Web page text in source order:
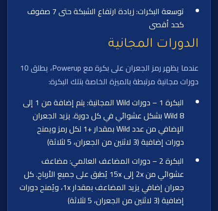
توسعة البكرات: زيادة ارتفاع الشبكة حتى 7 صفوف
كحد أقصى
الدورات المجانية
عندما يظهر رمز الجعران على بكرة مع Powerup، يطلق 10
دورات مجانية مرتبطة بالميزة الخاصة بتلك البكرة:
البكرة 1 – دورات Wild المجانية: يتم إضافة من 1 إلى
8 Wild بشكل عشوائي في كل دورة. يزيد الجعران
الإضافي من عدد Wild بمقدار +1 لكل رمز ويمنح
دورات إضافية (3 لاثنين من الجعران، 5 لثلاثة)
البكرة 2 – دورات المضاعف العالمي: مضاعف
عشوائي من 2x إلى 15x يُطبق على جميع الأرباح. كل
جعران إضافي يزيد المضاعف بمقدار 1x، ويُمنح دورات
إضافية (3 لاثنين من الجعران، 5 لثلاثة)